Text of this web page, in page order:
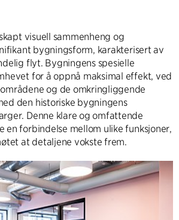
visuell sammenheng og
bygningsform, karakterisert av
flyt. Bygningens spesielle
for å oppnå maksimal effekt, ved
og de omkringliggende
den historiske bygningens
Denne klare og omfattende
forbindelse mellom ulike funksjoner,
at detaljene vokste frem.